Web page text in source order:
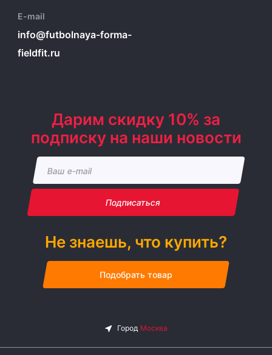
E-mail
info@futbolnaya-forma-
fieldfit.ru
Дарим скидку 10% за
подписку на наши новости
Подписаться
Не знаешь, что купить?
Подобрать товар